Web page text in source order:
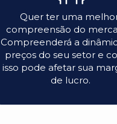
Quer ter uma
compreensão do
Compreenderá a
preços do seu setor e
isso pode afetar sua
de lucro.